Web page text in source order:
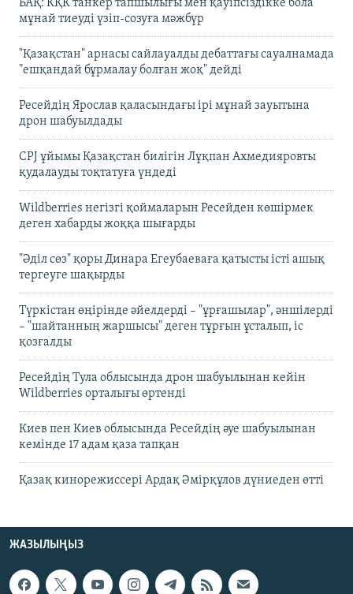
БАҚ: КҚК танкер тапшылығы мен қауіпсіздікке бола
мұнай тиеуді үзіп-созуға мәжбүр
"Қазақстан" арнасы сайлауалды дебаттағы сауалнамада
"ешқандай бұрмалау болған жоқ" дейді
Ресейдің Ярослав қаласындағы ірі мұнай зауытына
дрон шабуылдады
CPJ ұйымы Қазақстан билігін Лұқпан Ахмедияровты
қудалауды тоқтатуға үндеді
Wildberries негізгі қоймаларын Ресейден көшірмек
деген хабарды жоққа шығарды
"Әділ сөз" қоры Динара Егеубаеваға қатысты істі ашық
тергеуге шақырды
Түркістан өңірінде әйелдерді – "ұрғашылар", әншілерді
– "шайтанның жаршысы" деген тұрғын ұсталып, іс
қозғалды
Ресейдің Тула облысында дрон шабуылынан кейін
Wildberries орталығы өртенді
Киев пен Киев облысында Ресейдің әуе шабуылынан
кемінде 17 адам қаза тапқан
Қазақ кинорежиссері Ардақ Әмірқұлов дүниеден өтті
ЖАЗЫЛЫҢЫЗ